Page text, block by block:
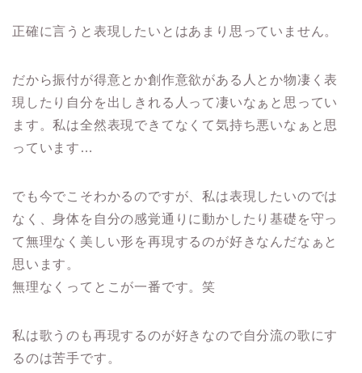
正確に言うと表現したいとはあまり思っていません。
だから振付が得意とか創作意欲がある人とか物凄く表
現したり自分を出しきれる人って凄いなぁと思ってい
ます。私は全然表現できてなくて気持ち悪いなぁと思
っています…
でも今でこそわかるのですが、私は表現したいのでは
なく、身体を自分の感覚通りに動かしたり基礎を守っ
て無理なく美しい形を再現するのが好きなんだなぁと
思います。
無理なくってとこが一番です。笑
私は歌うのも再現するのが好きなので自分流の歌にす
るのは苦手です。